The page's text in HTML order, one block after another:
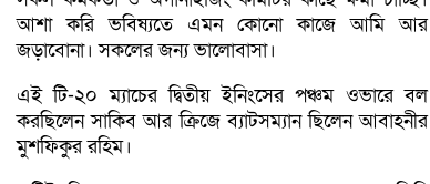
আশা করি ভবিষ্যতে এমন কোনো কাজে আমি আর
জড়াবোনা। সকলের জন্য ভালোবাসা।
এই টি-২০ ম্যাচের দ্বিতীয় ইনিংসের পঞ্চম ওভারে বল
করছিলেন সাকিব আর ক্রিজে ব্যাটসম্যান ছিলেন আবাহনীর
মুশফিকুর রহিম।